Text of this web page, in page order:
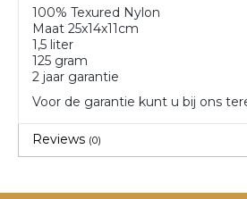
100% Texured Nylon
Maat 25x14x11cm
1,5 liter
125 gram
2 jaar garantie
Voor de garantie kunt u bij ons
Reviews (0)